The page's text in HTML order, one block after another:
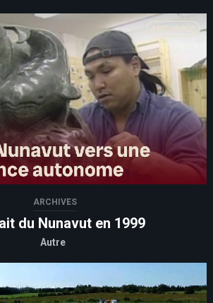
ARCHIVES
du Nunavut en 1999
Autre